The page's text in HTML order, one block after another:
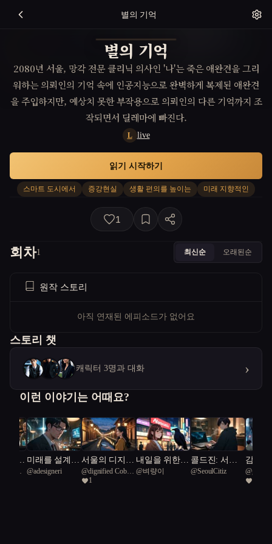
별의 기억
별의 기억
2080년 서울, 망각 전문 클리닉 의사인 '나'는 죽은 애완견을 그리
워하는 의뢰인의 기억 속에 인공지능으로 완벽하게 복제된 애완견
을 주입하지만, 예상치 못한 부작용으로 의뢰인의 다른 기억까지 조
작되면서 딜레마에 빠진다.
L live
스마트 도시에서 증강현실 생활 편의를 높이는 미래 지향적인
읽기 시작하기
1
회차1 최신순 오래된순
원작 스토리
아직 연재된 에피소드가 없어요
스토리 챗
캐릭터 3명과 대화 ›
이런 이야기는 어때요?
국일
미래를 설계하
는 인간들
@adesigneri
서울의 디지털
유산 탐험기
@dignified Cobra
831
내일을 위한
따뜻한 손길
@벼량이
콜드진: 서울
프로토콜
@SeoulCitiz
감정
로봇
@